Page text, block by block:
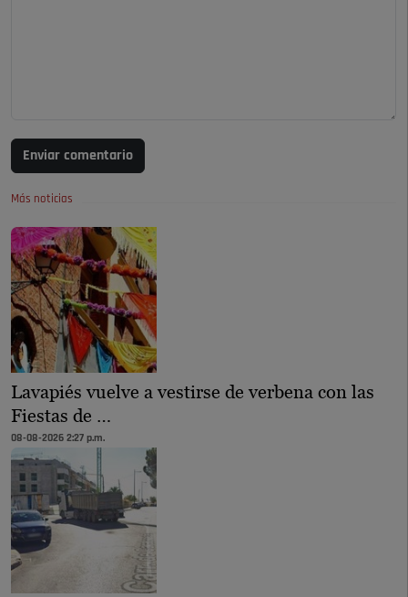
Enviar comentario
Más noticias
Lavapiés vuelve a vestirse de verbena con las
Fiestas de …
08-08-2026 2:27 p.m.